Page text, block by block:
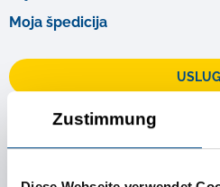
Zustimmung
Moja špedicija